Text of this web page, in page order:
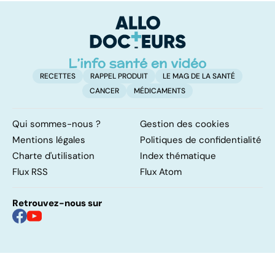
RECETTES RAPPEL PRODUIT
LE MAG DE LA SANTÉ
CANCER
MÉDICAMENTS
Qui sommes-nous ?
Gestion des cookies
Mentions légales
Politiques de confidentialité
Charte d'utilisation
Index thématique
Flux RSS
Flux Atom
Retrouvez-nous sur